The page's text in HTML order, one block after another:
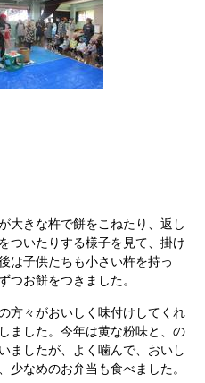
大きな杵で餅をこねたり、返し
ついたりする様子を見て、掛け
は子供たちも小さい杵を持っ
つお餅をつきました。
方々がおいしく味付けしてくれ
ました。今年は黄な粉味と、の
ましたが、よく噛んで、おいし
少なめのお弁当も食べました。